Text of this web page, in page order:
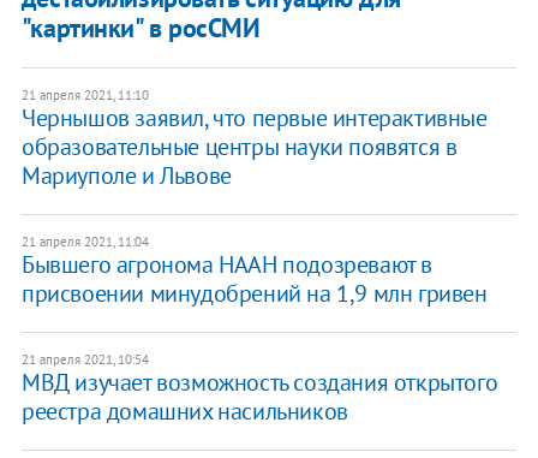
"картинки" в росСМИ
21 апреля 2021, 11:10
Чернышов заявил, что первые интерактивные
образовательные центры науки появятся в
Мариуполе и Львове
21 апреля 2021, 11:04
Бывшего агронома НААН подозревают в
присвоении минудобрений на 1,9 млн гривен
21 апреля 2021, 10:54
МВД изучает возможность создания открытого
реестра домашних насильников